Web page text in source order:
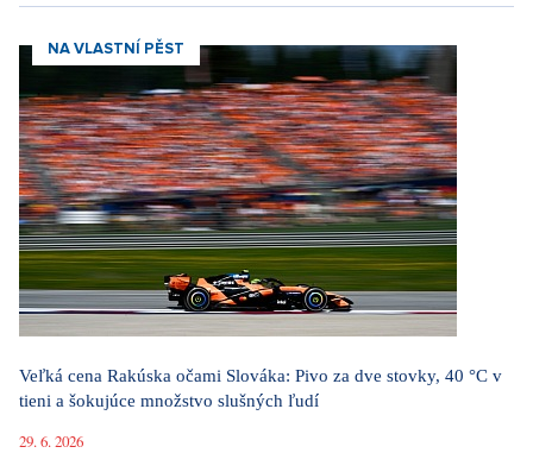
NA VLASTNÍ PĚST
Veľká cena Rakúska očami Slováka: Pivo za dve stovky, 40 °C v
tieni a šokujúce množstvo slušných ľudí
29. 6. 2026